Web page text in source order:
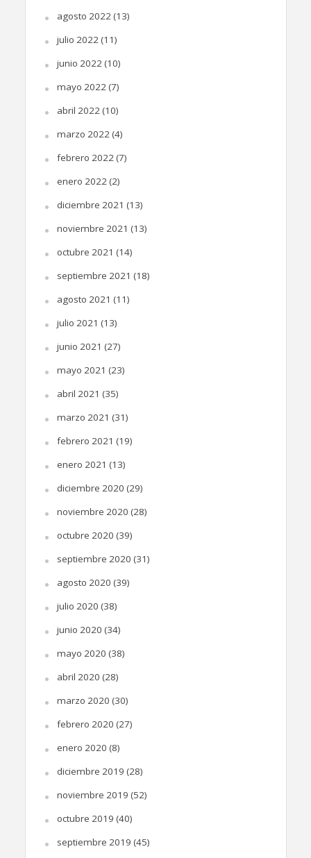
agosto 2022(13)
julio 2022(11)
junio 2022(10)
mayo 2022(7)
abril 2022(10)
marzo 2022(4)
febrero 2022(7)
enero 2022(2)
diciembre 2021 (13)
noviembre 2021 (13)
octubre 2021 (14)
septiembre 2021 (18)
agosto 2021 (11)
julio 2021 (13)
junio 2021 (27)
mayo 2021 (23)
abril 2021 (35)
marzo 2021 (31)
febrero 2021 (19)
enero 2021 (13)
diciembre 2020 (29)
noviembre 2020 (28)
octubre 2020 (39)
septiembre 2020 (31)
agosto 2020 (39)
julio 2020 (38)
junio 2020 (34)
mayo 2020 (38)
abril 2020 (28)
marzo 2020 (30)
febrero 2020 (27)
enero 2020 (8)
diciembre 2019 (28)
noviembre 2019 (52)
octubre 2019 (40)
septiembre 2019 (45)